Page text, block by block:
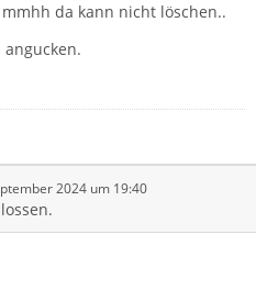
da kann nicht löschen..
2024 um 19:40